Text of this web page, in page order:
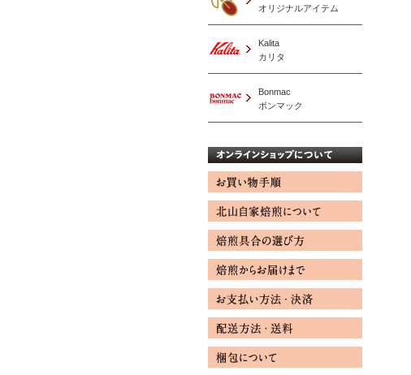
オリジナルアイテム
Kalita
カリタ
Bonmac
ボンマック